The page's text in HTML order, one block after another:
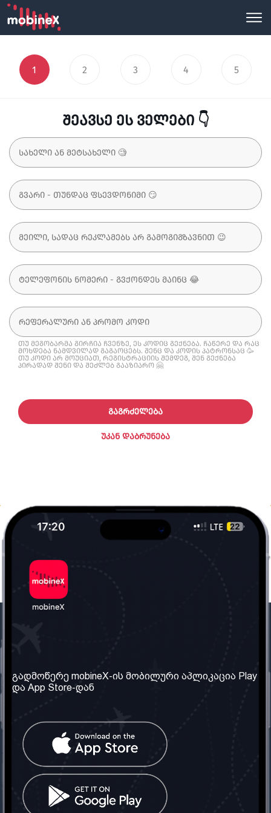
1 2 3 4 5
შეავსე ეს ველები 👇
თუ მეგობარმა გირჩია ჩვენზე, ეს კოდიც გექნება. ჩაწერე და რაც
მოხდება ნამდვილად გაგაოცებს. შენც და კოდის პატრონსაც 🥳
თუ კოდი არ მოუციათ, რეგისტრაციის შემდეგ, შენ გექნება
პირადად შენი და შეძლებ გააზიარო 🤗
ᲣᲙᲐᲜ ᲓᲐᲑᲠᲣᲜᲔᲑᲐ
ᲒᲐᲒᲠᲫᲔᲚᲔᲑᲐ
ჩვენ შესახებ
ჩვენი სერვისები
წესები და პირობები
კითხვები
კონტაქტი
საქართველო: თბილისი
ტელ: 032 2 04 00 50
სოციალური ქსელი
გადმოწერე mobineX-ის მობილური აპლიკაცია Play
და App Store-დან